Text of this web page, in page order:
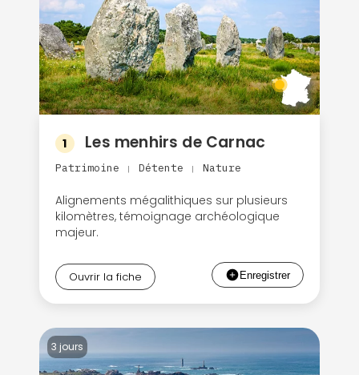
1 Les menhirs de Carnac
Patrimoine | Détente | Nature
Alignements mégalithiques sur plusieurs
kilomètres, témoignage archéologique
majeur.
Ouvrir la fiche
3 jours